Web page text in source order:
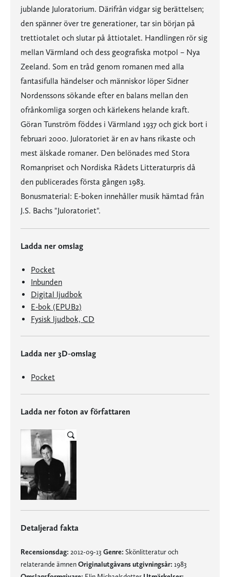
jublande Juloratorium. Därifrån vidgar sig berättelsen;
den spänner över tre generationer, tar sin början på
trettiotalet och slutar på åttiotalet. Handlingen rör sig
mellan Värmland och dess geografiska motpol – Nya
Zeeland. Som en tråd genom romanen med alla
fantasifulla händelser och människor löper Sidner
Nordenssons sökande efter en balans mellan den
ofrånkomliga sorgen och kärlekens helande kraft.
Göran Tunström föddes i Värmland 1937 och gick bort i
februari 2000. Juloratoriet är en av hans rikaste och
mest älskade romaner. Den belönades med Stora
Romanpriset och Nordiska Rådets Litteraturpris då
den publicerades första gången 1983.
Bonusmaterial: E-boken innehåller musik hämtad från
J.S. Bachs "Juloratoriet".
Ladda ner omslag
Pocket
Inbunden
Digital ljudbok
E-bok (EPUB2)
Fysisk ljudbok, CD
Ladda ner 3D-omslag
Pocket
Ladda ner foton av författaren
Detaljerad fakta
Recensionsdag: 2012-09-13 Genre: Skönlitteratur och
relaterande ämnenOriginalutgåvans utgivningsår: 1983